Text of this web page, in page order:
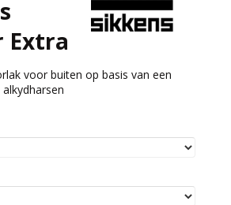
Extra
voor buiten op basis van een